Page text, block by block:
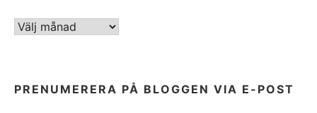
ARKIV
PRENUMERERA PÅ BLOGGEN VIA E-POST